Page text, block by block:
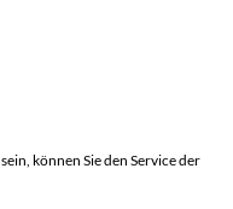
können Sie den Service der